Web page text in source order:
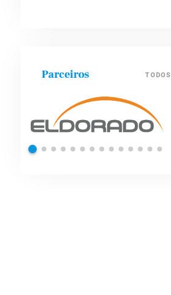
Parceiros TODOS
Shell